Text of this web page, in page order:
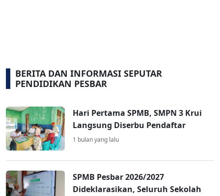
BERITA DAN INFORMASI SEPUTAR
PENDIDIKAN PESBAR
Hari Pertama SPMB, SMPN 3 Krui
Langsung Diserbu Pendaftar
1 bulan yang lalu
SPMB Pesbar 2026/2027
Dideklarasikan, Seluruh Sekolah